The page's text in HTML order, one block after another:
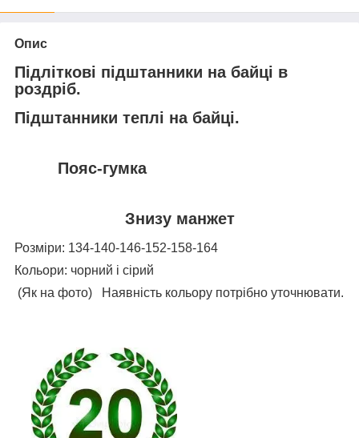
Опис
Підліткові підштанники на байці в
роздріб.
Підштанники теплі на байці.
Пояс-гумка
Знизу манжет
Розміри: 134-140-146-152-158-164
Кольори: чорний і сірий
(Як на фото) Наявність кольору потрібно уточнювати.